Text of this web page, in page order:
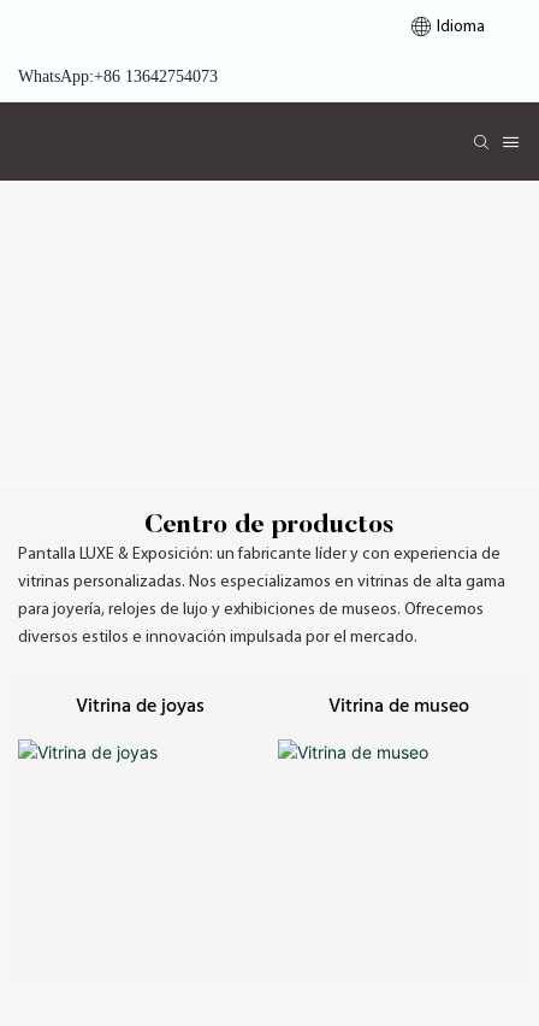
Idioma
WhatsApp:+86 13642754073
Centro de productos
Pantalla LUXE & Exposición: un fabricante líder y con experiencia de
vitrinas personalizadas. Nos especializamos en vitrinas de alta gama
para joyería, relojes de lujo y exhibiciones de museos. Ofrecemos
diversos estilos e innovación impulsada por el mercado.
Vitrina de joyas Vitrina de museo